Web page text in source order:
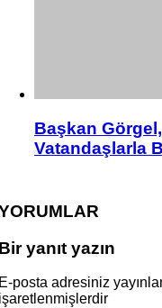
Başkan
Vatandaşlarla
yanıt yazın
posta adresiniz